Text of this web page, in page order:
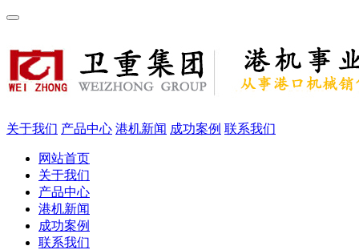
关于我们 产品中心 港机新闻 成功案例 联系我们
网站首页
关于我们
产品中心
港机新闻
成功案例
联系我们